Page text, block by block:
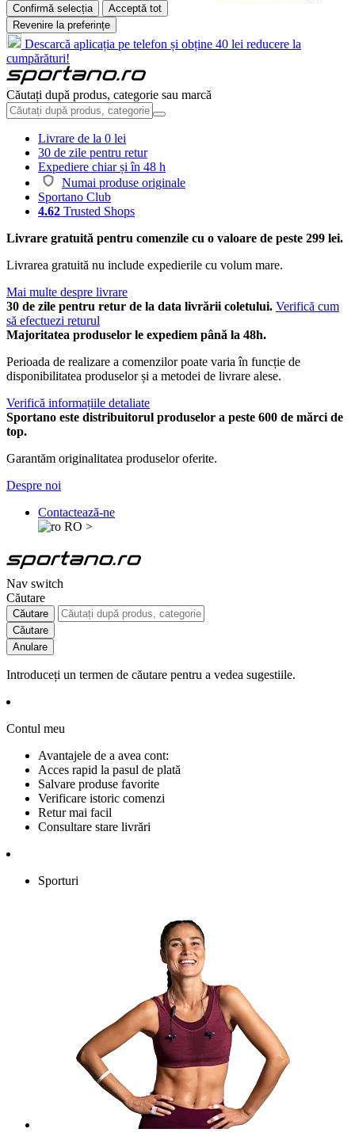
Confirmă selecția
Acceptă tot
Revenire la preferințe
Descarcă aplicația pe telefon și obține 40 lei reducere la
cumpărături!
Căutați după produs, categorie sau marcă
Livrare de la 0 lei
30 de zile pentru retur
Expediere chiar și în 48 h
Numai produse originale
Sportano Club
4.62 Trusted Shops
Livrare gratuită pentru comenzile cu o valoare de peste 299 lei.
Livrarea gratuită nu include expedierile cu volum mare.
Mai multe despre livrare
30 de zile pentru retur de la data livrării coletului. Verifică cum
să efectuezi returul
Majoritatea produselor le expediem până la 48h.
Perioada de realizare a comenzilor poate varia în funcție de
disponibilitatea produselor și a metodei de livrare alese.
Verifică informațiile detaliate
Sportano este distribuitorul produselor a peste 600 de mărci de
top.
Garantăm originalitatea produselor oferite.
Despre noi
Contactează-ne
RO >
Nav switch
Căutare
Căutare
Căutare
Anulare
Introduceți un termen de căutare pentru a vedea sugestiile.
Contul meu
Avantajele de a avea cont:
Acces rapid la pasul de plată
Salvare produse favorite
Verificare istoric comenzi
Retur mai facil
Consultare stare livrări
Sporturi